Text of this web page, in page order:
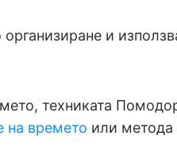
и
техниката
на времето или метода